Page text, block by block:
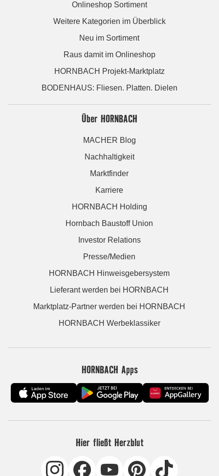
Onlineshop Sortiment
Weitere Kategorien im Überblick
Neu im Sortiment
Raus damit im Onlineshop
HORNBACH Projekt-Marktplatz
BODENHAUS: Fliesen. Platten. Dielen
Über HORNBACH
MACHER Blog
Nachhaltigkeit
Marktfinder
Karriere
HORNBACH Holding
Hornbach Baustoff Union
Investor Relations
Presse/Medien
HORNBACH Hinweisgebersystem
Lieferant werden bei HORNBACH
Marktplatz-Partner werden bei HORNBACH
HORNBACH Werbeklassiker
HORNBACH Apps
Hier fließt Herzblut